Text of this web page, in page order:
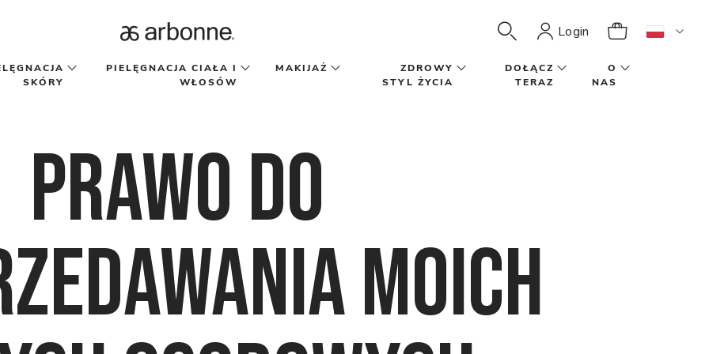
Login
SKÓRY
PIELĘGNACJA CIAŁA I
WŁOSÓW
MAKIJAŻ
ZDROWY
STYL ŻYCIA
DOŁĄCZ
TERAZ
O
NAS
Prawo do
moich